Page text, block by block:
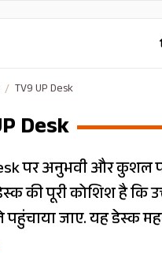
TV9 UP Desk
Desk
पर अनुभवी और कुशल
की पूरी कोशिश है कि
जाए. यह डेस्क
खबरों का सटीक